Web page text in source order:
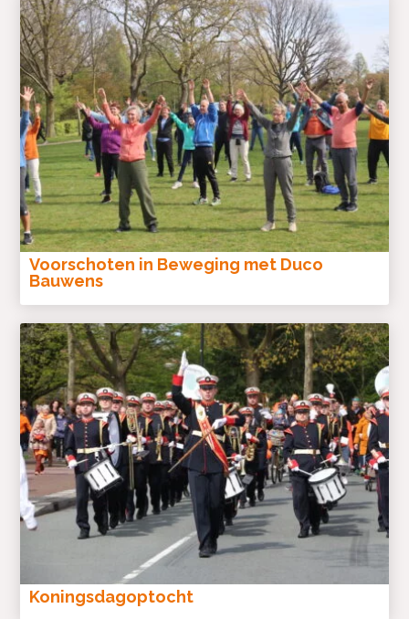
Voorschoten in Beweging met Duco
Bauwens
Koningsdagoptocht